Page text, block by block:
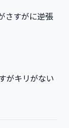
さすがに逆張
がキリがない